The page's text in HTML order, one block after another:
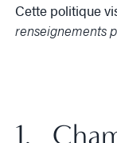
Cette politique
renseignements
1.